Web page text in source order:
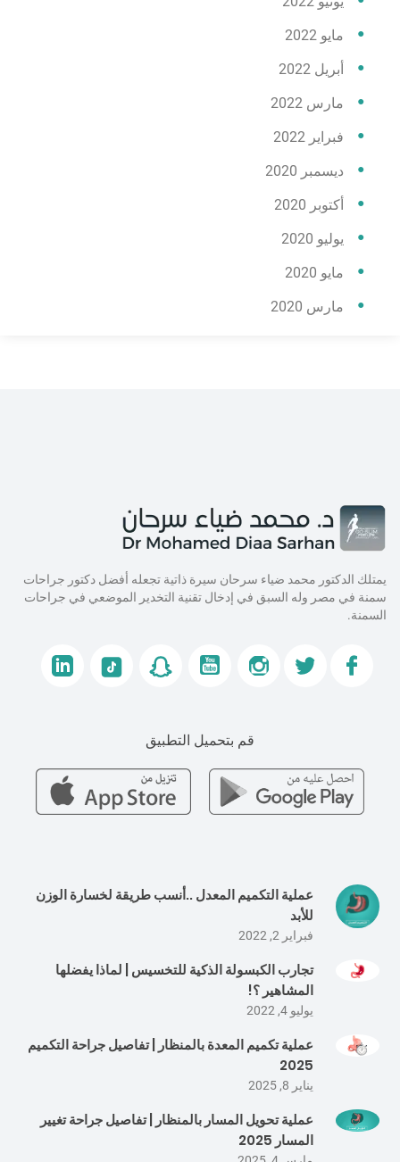
مايو 2022
أبريل 2022
مارس 2022
فبراير 2022
ديسمبر 2020
أكتوبر 2020
يوليو 2020
مايو 2020
مارس 2020
يمتلك الدكتور محمد ضياء سرحان سيرة ذاتية تجعله أفضل دكتور جراحات
سمنة في مصر وله السبق في إدخال تقنية التخدير الموضعي في جراحات
السمنة.
قم بتحميل التطبيق
عملية التكميم المعدل ..أنسب طريقة لخسارة الوزن
للأبد
فبراير 2, 2022
تجارب الكبسولة الذكية للتخسيس | لماذا يفضلها
المشاهير ؟!
يوليو 4, 2022
عملية تكميم المعدة بالمنظار | تفاصيل جراحة التكميم
2025
يناير 8, 2025
عملية تحويل المسار بالمنظار | تفاصيل جراحة تغيير
المسار 2025